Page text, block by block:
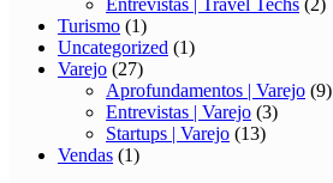
Turismo (1)
Uncategorized (1)
Varejo (27)
Aprofundamentos | Varejo (9)
Entrevistas | Varejo (3)
Startups | Varejo (13)
Vendas (1)